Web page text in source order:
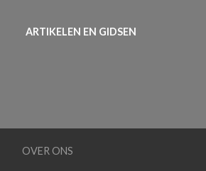
ARTIKELEN EN GIDSEN
OVER ONS